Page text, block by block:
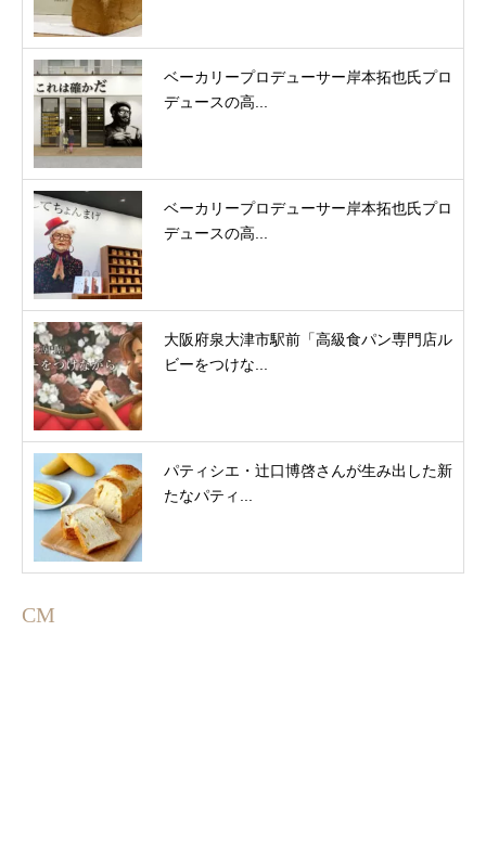
ベーカリープロデューサー岸本拓也氏プロ
デュースの高...
ベーカリープロデューサー岸本拓也氏プロ
デュースの高...
大阪府泉大津市駅前「高級食パン専門店ル
ビーをつけな...
パティシエ・辻口博啓さんが生み出した新
たなパティ...
CM